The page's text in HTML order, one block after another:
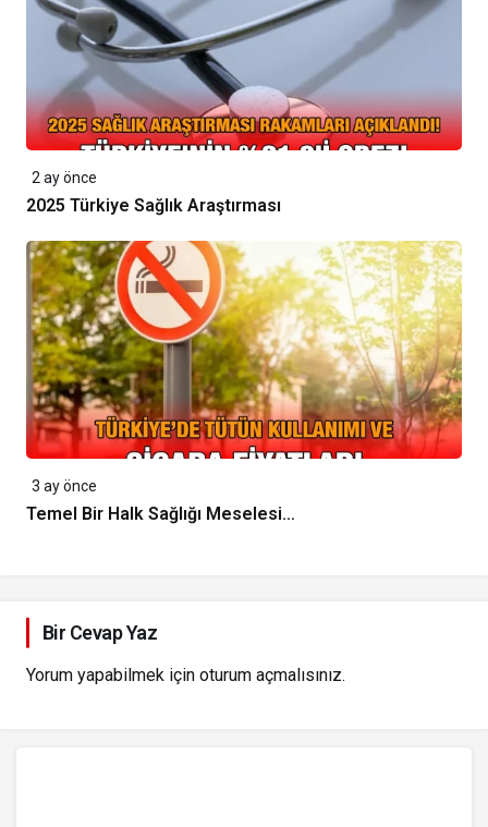
2 ay önce
2025 Türkiye Sağlık Araştırması
3 ay önce
Temel Bir Halk Sağlığı Meselesi…
Bir Cevap Yaz
Yorum yapabilmek için oturum açmalısınız.